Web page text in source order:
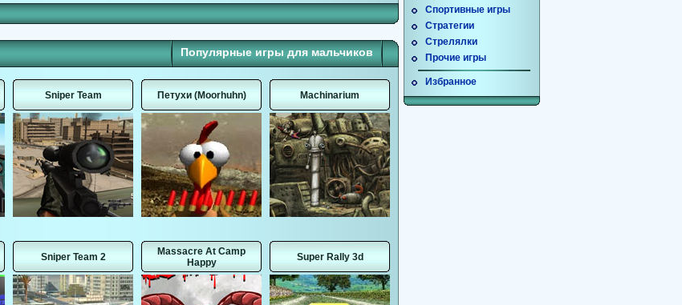
Популярные игры для мальчиков
Sniper Team Петухи (Moorhuhn) Machinarium
Sniper Team 2
Massacre At Camp
Happy
Super Rally 3d
Спортивные игры
Стратегии
Стрелялки
Прочие игры
Избранное